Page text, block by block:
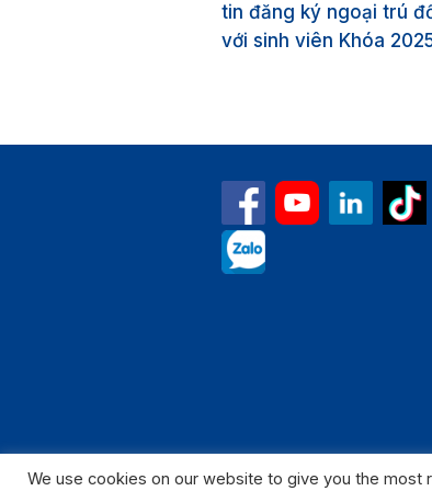
tin đăng ký ngoại trú
với sinh viên Khóa
We use cookies on our website to give you the